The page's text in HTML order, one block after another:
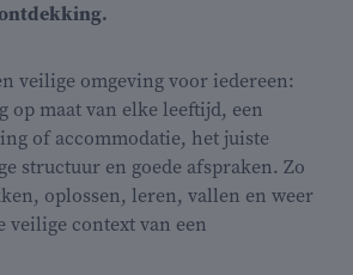
veilige omgeving voor iedereen:
op maat van elke leeftijd, een
of accommodatie, het juiste
structuur en goede afspraken. Zo
oplossen, leren, vallen en weer
veilige context van een